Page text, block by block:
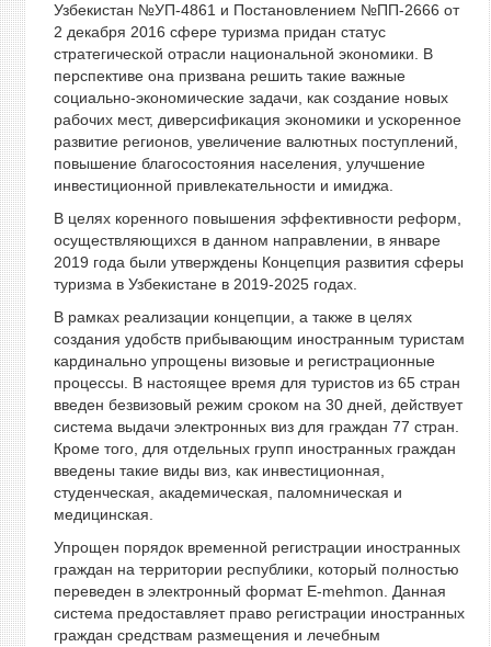
Узбекистан №УП-4861 и Постановлением №ПП-2666 от
2 декабря 2016 сфере туризма придан статус
стратегической отрасли национальной экономики. В
перспективе она призвана решить такие важные
социально-экономические задачи, как создание новых
рабочих мест, диверсификация экономики и ускоренное
развитие регионов, увеличение валютных поступлений,
повышение благосостояния населения, улучшение
инвестиционной привлекательности и имиджа.
В целях коренного повышения эффективности реформ,
осуществляющихся в данном направлении, в январе
2019 года были утверждены Концепция развития сферы
туризма в Узбекистане в 2019-2025 годах.
В рамках реализации концепции, а также в целях
создания удобств прибывающим иностранным туристам
кардинально упрощены визовые и регистрационные
процессы. В настоящее время для туристов из 65 стран
введен безвизовый режим сроком на 30 дней, действует
система выдачи электронных виз для граждан 77 стран.
Кроме того, для отдельных групп иностранных граждан
введены такие виды виз, как инвестиционная,
студенческая, академическая, паломническая и
медицинская.
Упрощен порядок временной регистрации иностранных
граждан на территории республики, который полностью
переведен в электронный формат E-mehmon. Данная
система предоставляет право регистрации иностранных
граждан средствам размещения и лечебным